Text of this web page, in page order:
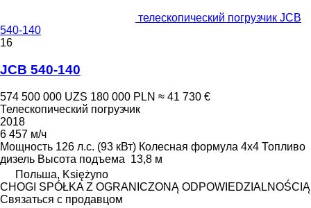
телескопический погрузчик JCB
540-140
16
JCB 540-140
574 500 000 UZS 180 000 PLN ≈ 41 730 €
Телескопический погрузчик
2018
6 457 м/ч
Мощность 126 л.с. (93 кВт) Колесная формула 4x4 Топливо
дизель Высота подъема 13,8 м
Польша, Księżyno
CHOGI SPÓŁKA Z OGRANICZONĄ ODPOWIEDZIALNOŚCIĄ
Связаться с продавцом